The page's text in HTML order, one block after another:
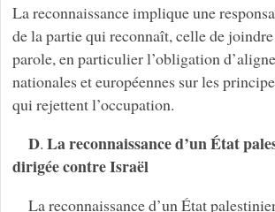
La reconnaissance implique une
de la partie qui reconnaît, celle de
parole, en particulier l’obligation
nationales et européennes sur les
qui rejettent l’occupation.
D. La reconnaissance d’un État
dirigée contre Israël
La reconnaissance d’un État